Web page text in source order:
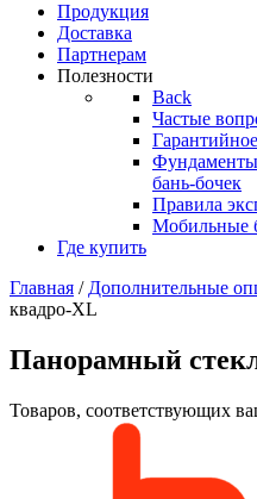
Продукция
Доставка
Партнерам
Полезности
Back
Частые
бань-бочек
Правила
Мобильные
Где купить
Главная / Дополнительные
квадро-XL
Панорамный
Товаров, соответствующих